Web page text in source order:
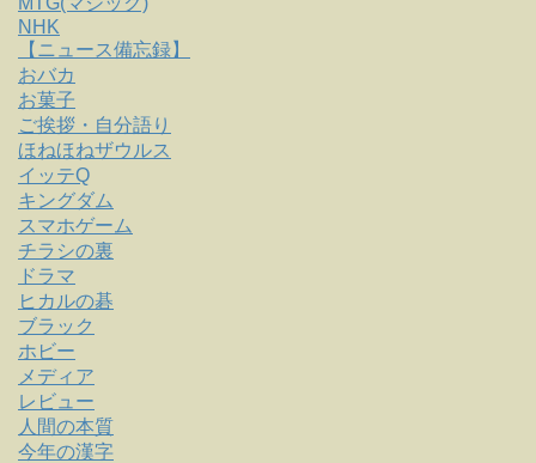
NHK
【ニュース備忘録】
おバカ
お菓子
ご挨拶・自分語り
ほねほねザウルス
イッテQ
キングダム
スマホゲーム
チラシの裏
ドラマ
ヒカルの碁
ブラック
ホビー
メディア
レビュー
人間の本質
今年の漢字